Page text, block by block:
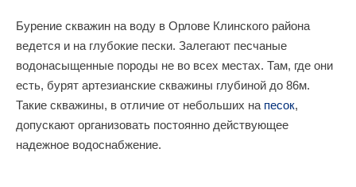
Бурение скважин на воду в Орлове Клинского района
ведется и на глубокие пески. Залегают песчаные
водонасыщенные породы не во всех местах. Там, где они
есть, бурят артезианские скважины глубиной до 86м.
Такие скважины, в отличие от небольших на песок,
допускают организовать постоянно действующее
надежное водоснабжение.